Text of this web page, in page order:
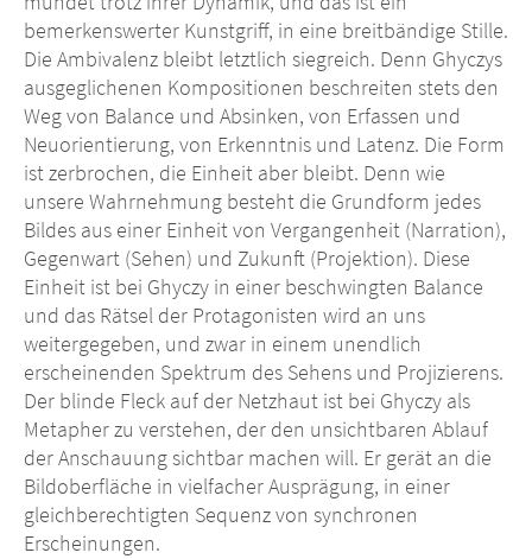
bemerkenswerter Kunstgriff, in eine breitbändige Stille.
Die Ambivalenz bleibt letztlich siegreich. Denn Ghyczys
ausgeglichenen Kompositionen beschreiten stets den
Weg von Balance und Absinken, von Erfassen und
Neuorientierung, von Erkenntnis und Latenz. Die Form
ist zerbrochen, die Einheit aber bleibt. Denn wie
unsere Wahrnehmung besteht die Grundform jedes
Bildes aus einer Einheit von Vergangenheit (Narration),
Gegenwart (Sehen) und Zukunft (Projektion). Diese
Einheit ist bei Ghyczy in einer beschwingten Balance
und das Rätsel der Protagonisten wird an uns
weitergegeben, und zwar in einem unendlich
erscheinenden Spektrum des Sehens und Projizierens.
Der blinde Fleck auf der Netzhaut ist bei Ghyczy als
Metapher zu verstehen, der den unsichtbaren Ablauf
der Anschauung sichtbar machen will. Er gerät an die
Bildoberfläche in vielfacher Ausprägung, in einer
gleichberechtigten Sequenz von synchronen
Erscheinungen.